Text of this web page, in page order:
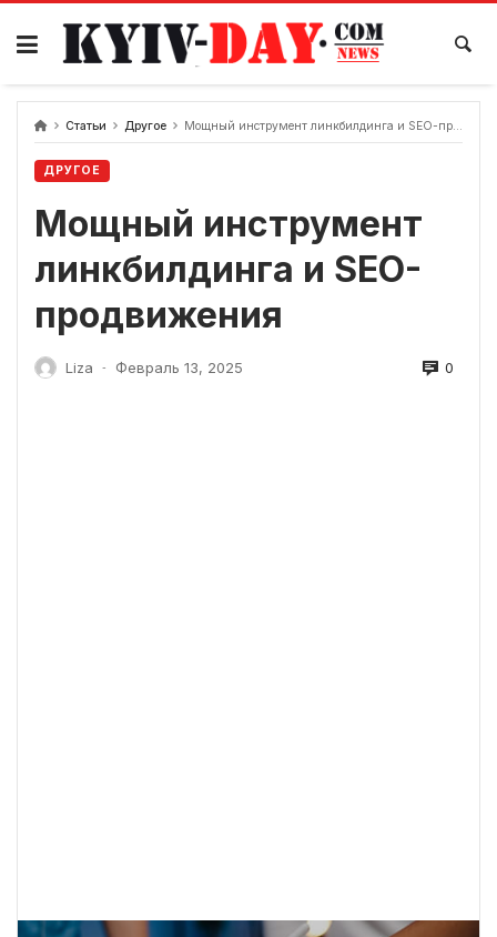
перейти
содержанию
Статьи Другое Мощный инструмент линкбилдинга и SEO-продвижения
ДРУГОЕ
Мощный инструмент
линкбилдинга и SEO-
продвижения
Liza - Февраль 13, 2025 0